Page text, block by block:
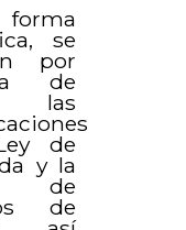
se
por
de
las
de
y la
de
de